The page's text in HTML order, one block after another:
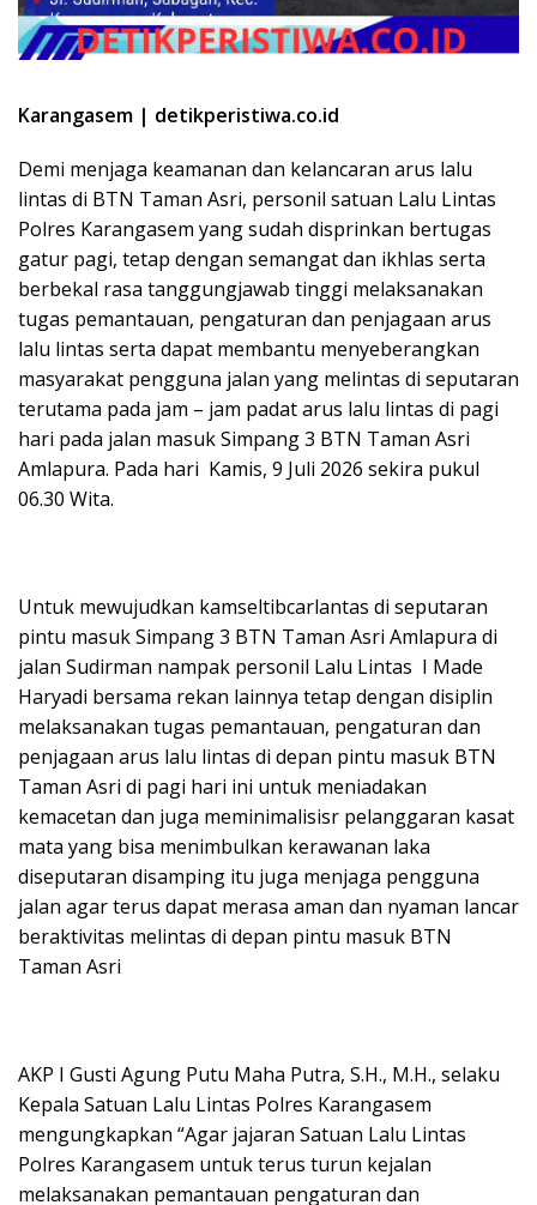
Karangasem | detikperistiwa.co.id
Demi menjaga keamanan dan kelancaran arus lalu
lintas di BTN Taman Asri, personil satuan Lalu Lintas
Polres Karangasem yang sudah disprinkan bertugas
gatur pagi, tetap dengan semangat dan ikhlas serta
berbekal rasa tanggungjawab tinggi melaksanakan
tugas pemantauan, pengaturan dan penjagaan arus
lalu lintas serta dapat membantu menyeberangkan
masyarakat pengguna jalan yang melintas di seputaran
terutama pada jam – jam padat arus lalu lintas di pagi
hari pada jalan masuk Simpang 3 BTN Taman Asri
Amlapura. Pada hari Kamis, 9 Juli 2026 sekira pukul
06.30 Wita.
Untuk mewujudkan kamseltibcarlantas di seputaran
pintu masuk Simpang 3 BTN Taman Asri Amlapura di
jalan Sudirman nampak personil Lalu Lintas I Made
Haryadi bersama rekan lainnya tetap dengan disiplin
melaksanakan tugas pemantauan, pengaturan dan
penjagaan arus lalu lintas di depan pintu masuk BTN
Taman Asri di pagi hari ini untuk meniadakan
kemacetan dan juga meminimalisisr pelanggaran kasat
mata yang bisa menimbulkan kerawanan laka
diseputaran disamping itu juga menjaga pengguna
jalan agar terus dapat merasa aman dan nyaman lancar
beraktivitas melintas di depan pintu masuk BTN
Taman Asri
AKP I Gusti Agung Putu Maha Putra, S.H., M.H., selaku
Kepala Satuan Lalu Lintas Polres Karangasem
mengungkapkan “Agar jajaran Satuan Lalu Lintas
Polres Karangasem untuk terus turun kejalan
melaksanakan pemantauan pengaturan dan